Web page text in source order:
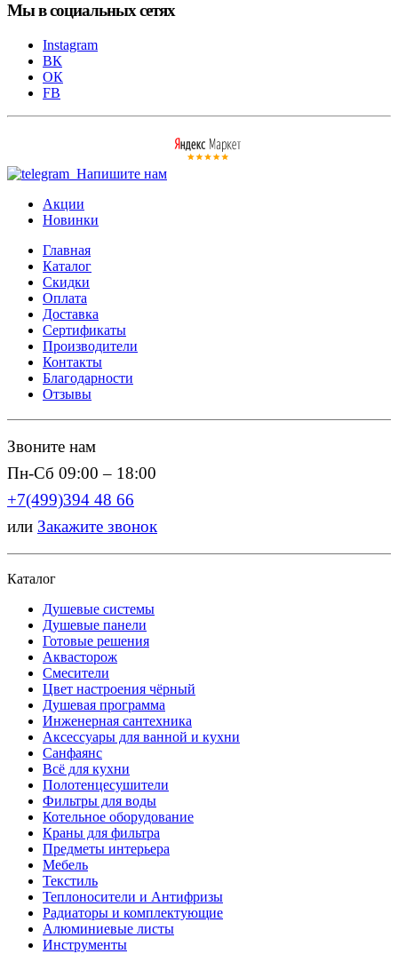
Мы в социальных сетях
Instagram
ВК
ОК
FB
Напишите нам
Акции
Новинки
Главная
Каталог
Скидки
Оплата
Доставка
Сертификаты
Производители
Контакты
Благодарности
Отзывы
Звоните нам
Пн-Сб 09:00 – 18:00
+7(499)394 48 66
или Закажите звонок
Каталог
Душевые системы
Душевые панели
Готовые решения
Аквасторож
Смесители
Цвет настроения чёрный
Душевая программа
Инженерная сантехника
Аксессуары для ванной и кухни
Санфаянс
Всё для кухни
Полотенцесушители
Фильтры для воды
Котельное оборудование
Краны для фильтра
Предметы интерьера
Мебель
Текстиль
Теплоносители и Антифризы
Радиаторы и комплектующие
Алюминиевые листы
Инструменты